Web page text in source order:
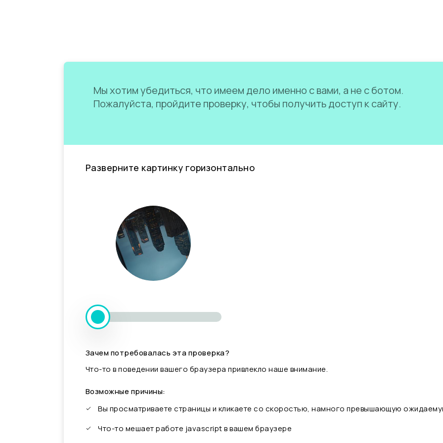
Мы хотим убедиться, что имеем дело именно с вами, а не с ботом.
Пожалуйста, пройдите проверку, чтобы получить доступ к сайту.
Разверните картинку горизонтально
Зачем потребовалась эта проверка?
Что-то в поведении вашего браузера привлекло наше внимание.
Возможные причины:
Вы просматриваете страницы и кликаете со скоростью, намного превышающую
Что-то мешает работе javascript в вашем браузере